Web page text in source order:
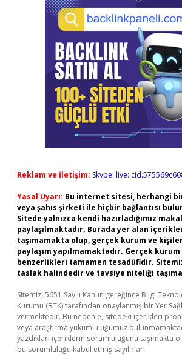
Reklam ve İletişim: Skype:
Yasal Uyarı: Bu internet sitesi, herhangi
veya şahıs şirketi ile hiçbir bağlantısı
Sitede yalnızca kendi hazırladığımız
paylaşılmaktadır. Burada yer alan
taşımamakta olup, gerçek kurum ve
paylaşım yapılmamaktadır. Gerçek
benzerlikleri tamamen tesadüfidir.
taslak halindedir ve tavsiye niteliği
Sitemiz, 5651 Sayılı Kanun gereğince Bilgi
Kurumu (BTK) tarafından onaylanmış bir Yer
vermektedir. Bu nedenle, sitedeki içerikleri
veya araştırma yükümlülüğümüz
yazdıkları içeriklerin sorumluluğunu taşımakta
bu sorumluluğu kabul etmiş sayılırlar.